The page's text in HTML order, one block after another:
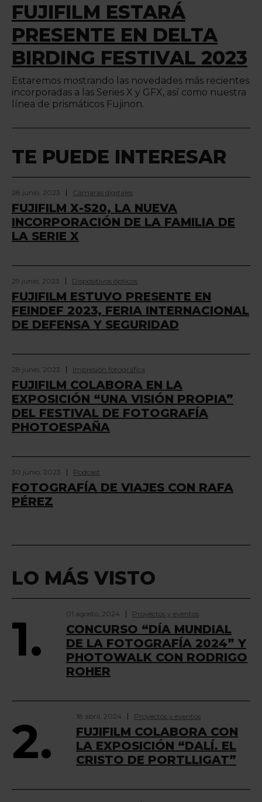
FUJIFILM ESTARÁ
PRESENTE EN DELTA
BIRDING FESTIVAL 2023
Estaremos mostrando las novedades más recientes
incorporadas a las Series X y GFX, así como nuestra
línea de prismáticos Fujinon.
TE PUEDE INTERESAR
28 junio, 2023 Cámaras digitales
FUJIFILM X-S20, LA NUEVA
INCORPORACIÓN DE LA FAMILIA DE
LA SERIE X
29 junio, 2023 Dispositivos ópticos
FUJIFILM ESTUVO PRESENTE EN
FEINDEF 2023, FERIA INTERNACIONAL
DE DEFENSA Y SEGURIDAD
28 junio, 2023 Impresión fotográfica
FUJIFILM COLABORA EN LA
EXPOSICIÓN “UNA VISIÓN PROPIA”
DEL FESTIVAL DE FOTOGRAFÍA
PHOTOESPAÑA
30 junio, 2023 Podcast
FOTOGRAFÍA DE VIAJES CON RAFA
PÉREZ
LO MÁS VISTO
1. 01 agosto, 2024 Proyectos y eventos
CONCURSO “DÍA MUNDIAL
DE LA FOTOGRAFÍA 2024” Y
PHOTOWALK CON RODRIGO
ROHER
2. 18 abril, 2024 Proyectos y eventos
FUJIFILM COLABORA CON
LA EXPOSICIÓN “DALÍ. EL
CRISTO DE PORTLLIGAT”